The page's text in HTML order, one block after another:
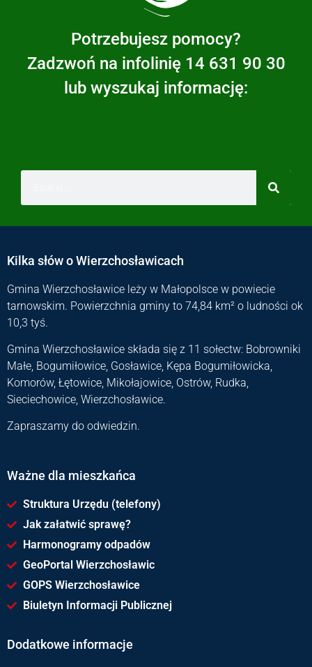
Potrzebujesz pomocy?
Zadzwoń na infolinię 14 631 90 30
lub wyszukaj informację:
Kilka słów o Wierzchosławicach
Gmina Wierzchosławice leży w Małopolsce w powiecie
tarnowskim. Powierzchnia gminy to 74,84 km² o ludności ok
10,3 tyś.
Gmina Wierzchosławice składa się z 11 sołectw: Bobrowniki
Małe, Bogumiłowice, Gosławice, Kępa Bogumiłowicka,
Komorów, Łętowice, Mikołajowice, Ostrów, Rudka,
Sieciechowice, Wierzchosławice.
Zapraszamy do odwiedzin.
Ważne dla mieszkańca
Struktura Urzędu (telefony)
Jak załatwić sprawę?
Harmonogramy odpadów
GeoPortal Wierzchosławic
GOPS Wierzchosławice
Biuletyn Informacji Publicznej
Dodatkowe informacje